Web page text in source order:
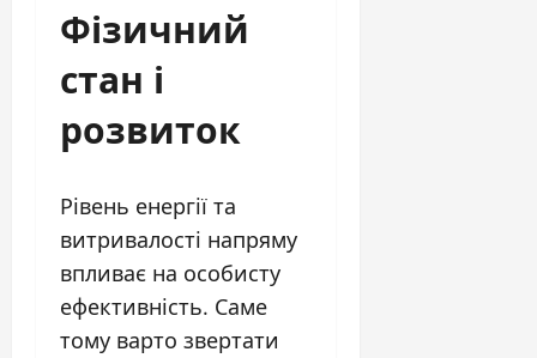
Фізичний
стан і
розвиток
Рівень енергії та
витривалості напряму
впливає на особисту
ефективність. Саме
тому варто звертати